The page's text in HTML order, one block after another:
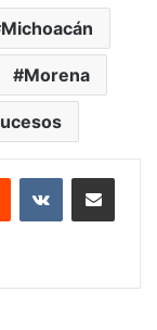
Michoacán
Morena
Reddit VKontakteCompartir por